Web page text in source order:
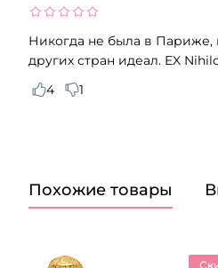
Никогда не была в Париже,
других стран идеал. EX
4
1
Похожие товары